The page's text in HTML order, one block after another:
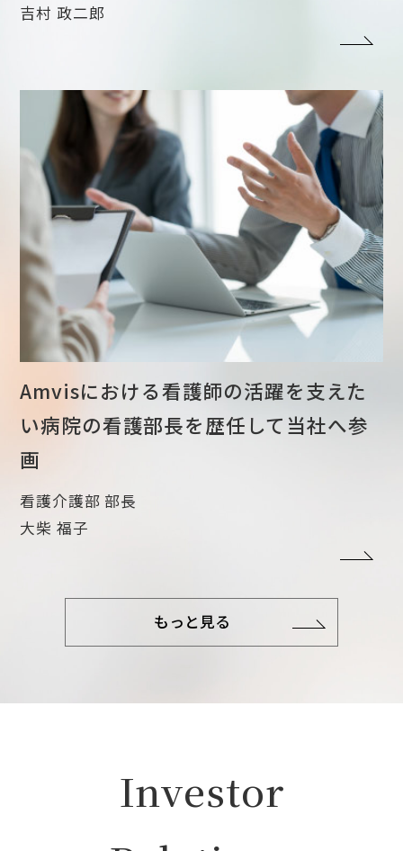
吉村 政二郎
Amvisにおける看護師の活躍を支えた
い病院の看護部長を歴任して当社へ参
画
看護介護部 部長
大柴 福子
もっと見る
Investor